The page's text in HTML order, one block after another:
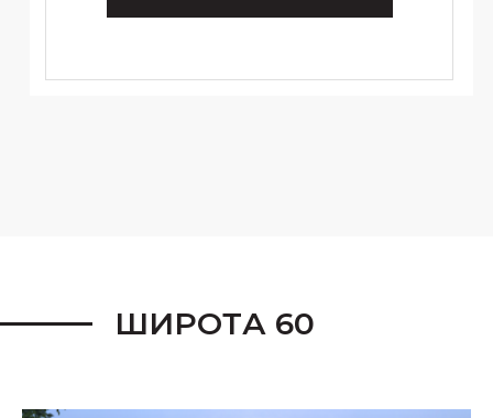
ШИРОТА 60